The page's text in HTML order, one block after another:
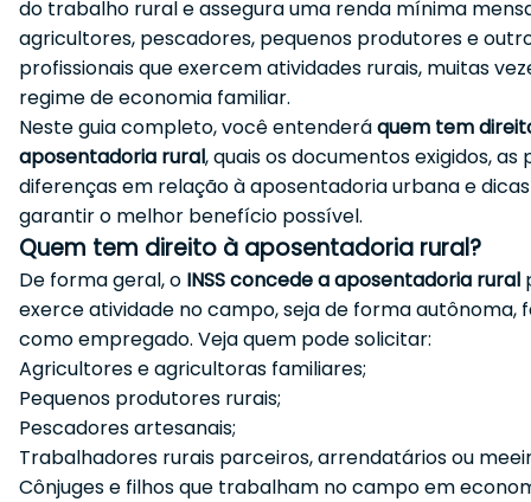
do trabalho rural e assegura uma renda mínima
agricultores, pescadores, pequenos produtores e
profissionais que exercem atividades rurais, muitas
regime de economia familiar.
Neste guia completo, você entenderáquem tem
aposentadoria rural, quais os documentos exigidos, as
diferenças em relação à aposentadoria urbana e
garantir o melhor benefício possível.
Quem tem direito à aposentadoria rural?
De forma geral, o INSS concede a aposentadoria rural
exerce atividade no campo, seja de forma autônoma,
como empregado. Veja quem pode solicitar:
Agricultores e agricultoras familiares;
Pequenos produtores rurais;
Pescadores artesanais;
Trabalhadores rurais parceiros, arrendatários ou
Cônjuges e filhos que trabalham no campo em